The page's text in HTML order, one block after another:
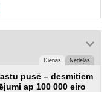
Dienas Nedēļas
pusē – desmitiem
ap 100 000 eiro